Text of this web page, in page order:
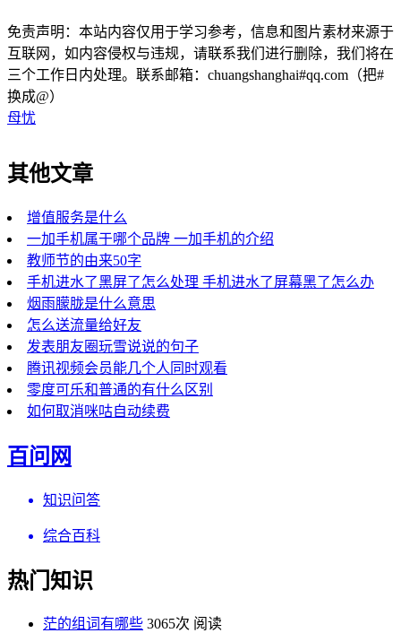
免责声明：本站内容仅用于学习参考，信息和图片素材来源于
互联网，如内容侵权与违规，请联系我们进行删除，我们将在
三个工作日内处理。联系邮箱：chuangshanghai#qq.com（把#
换成@）
母忧
其他文章
增值服务是什么
一加手机属于哪个品牌 一加手机的介绍
教师节的由来50字
手机进水了黑屏了怎么处理 手机进水了屏幕黑了怎么办
烟雨朦胧是什么意思
怎么送流量给好友
发表朋友圈玩雪说说的句子
腾讯视频会员能几个人同时观看
零度可乐和普通的有什么区别
如何取消咪咕自动续费
百问网
知识问答
综合百科
热门知识
茫的组词有哪些 3065次 阅读